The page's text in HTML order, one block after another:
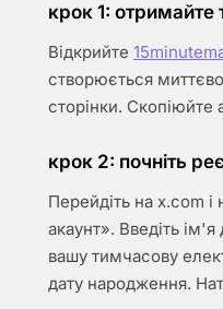
крок 1:
Відкрийте
створюється
сторінки. Скопіюйте
крок 2: почніть
Перейдіть на x.com і
акаунт». Введіть
вашу тимчасову
дату народження.